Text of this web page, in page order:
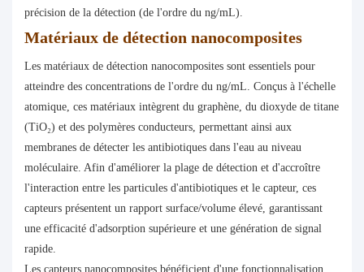
précision de la détection (de l'ordre du ng/mL).
Matériaux de détection nanocomposites
Les matériaux de détection nanocomposites sont essentiels pour
atteindre des concentrations de l'ordre du ng/mL. Conçus à l'échelle
atomique, ces matériaux intègrent du graphène, du dioxyde de titane
(TiO₂) et des polymères conducteurs, permettant ainsi aux
membranes de détecter les antibiotiques dans l'eau au niveau
moléculaire. Afin d'améliorer la plage de détection et d'accroître
l'interaction entre les particules d'antibiotiques et le capteur, ces
capteurs présentent un rapport surface/volume élevé, garantissant
une efficacité d'adsorption supérieure et une génération de signal
rapide.
Les capteurs nanocomposites bénéficient d'une fonctionnalisation